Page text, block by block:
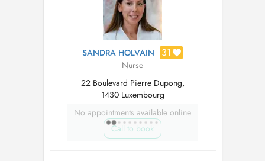
SANDRA HOLVAIN 31
Nurse
22 Boulevard Pierre Dupong,
1430 Luxembourg
No appointments available online
Call to book